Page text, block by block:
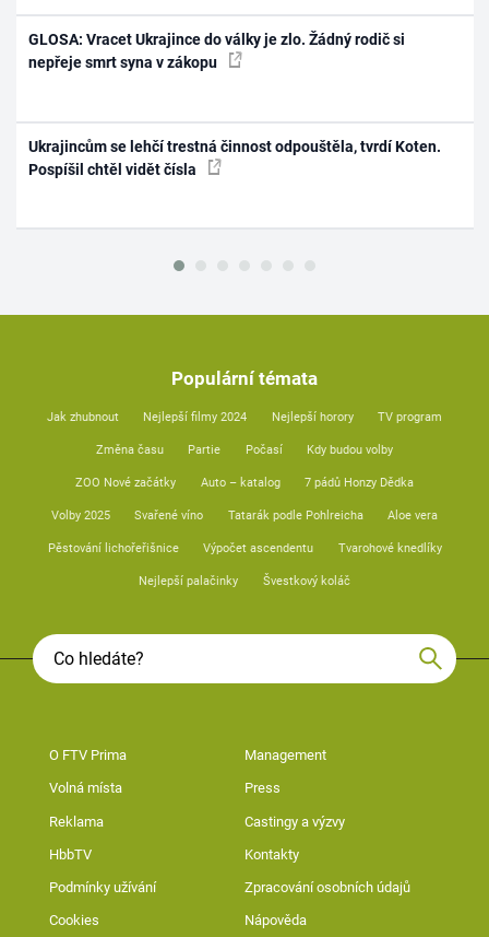
GLOSA: Vracet Ukrajince do války je zlo. Žádný rodič si
nepřeje smrt syna v zákopu
Ukrajincům se lehčí trestná činnost odpouštěla, tvrdí Koten.
Pospíšil chtěl vidět čísla
Populární témata
Jak zhubnout Nejlepší filmy 2024 Nejlepší horory TV program
Změna času Partie Počasí Kdy budou volby
ZOO Nové začátky Auto – katalog 7 pádů Honzy Dědka
Volby 2025 Svařené víno Tatarák podle Pohlreicha Aloe vera
Pěstování lichořeřišnice Výpočet ascendentu Tvarohové knedlíky
Nejlepší palačinky Švestkový koláč
O FTV Prima Management
Volná místa Press
Reklama Castingy a výzvy
HbbTV Kontakty
Podmínky užívání Zpracování osobních údajů
Cookies Nápověda